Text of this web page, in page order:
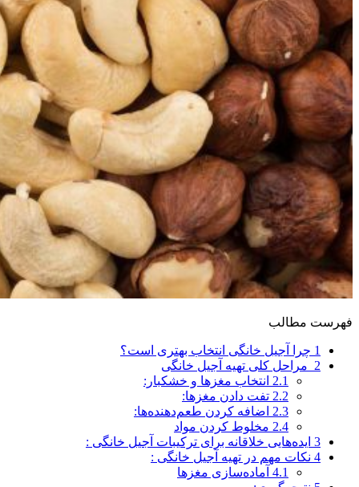
فهرست مطالب
1 چرا آجیل خانگی انتخاب بهتری است؟
2 مراحل کلی تهیه آجیل خانگی
2.1 انتخاب مغزها و خشکبار:
2.2 تفت دادن مغزها:
2.3 اضافه کردن طعم‌دهنده‌ها:
2.4 مخلوط کردن مواد
3 ایده‌هایی خلاقانه برای ترکیبات آجیل خانگی :
4 نکات مهم در تهیه آجیل خانگی :
4.1 آماده‌سازی مغزها